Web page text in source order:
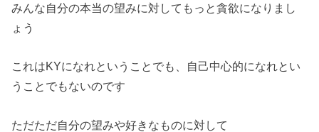
みんな自分の本当の望みに対してもっと貪欲になりまし
ょう
これはKYになれということでも、自己中心的になれとい
うことでもないのです
ただただ自分の望みや好きなものに対して